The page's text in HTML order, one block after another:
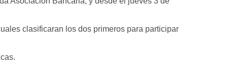
clasificaran los dos primeros para participar